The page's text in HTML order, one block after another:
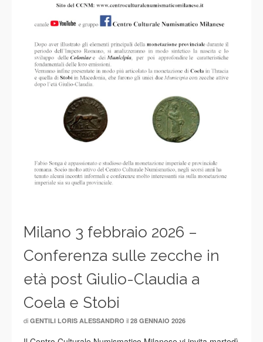
Milano 3 febbraio 2026 –
Conferenza sulle zecche in
età post Giulio-Claudia a
Coela e Stobi
di GENTILI LORIS ALESSANDRO il 28 GENNAIO 2026